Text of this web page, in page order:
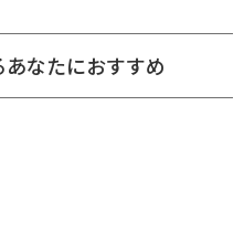
なたにおすすめ